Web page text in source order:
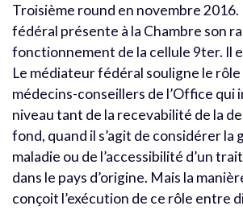
Troisième round en novembre
fédéral présente à la Chambre son
fonctionnement de la cellule 9ter. Il
Le médiateur fédéral souligne le rôle
médecins-conseillers de l’Office qui
niveau tant de la recevabilité de la
fond, quand il s’agit de considérer la
maladie ou de l’accessibilité d’un
dans le pays d’origine. Mais la
conçoit l’exécution de ce rôle entre